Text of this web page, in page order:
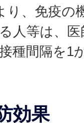
り、免疫の
人等は、
種間隔を1
効果